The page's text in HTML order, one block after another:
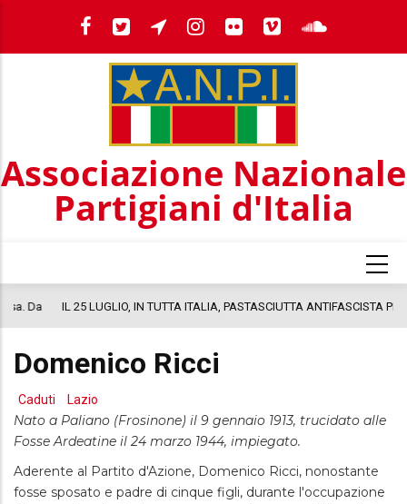
contenuto
Associazione Nazionale
Partigiani d'Italia
IL 25 LUGLIO, IN TUTTA ITALIA, PASTASCIUTTA ANTIFASCISTA PER LA
Domenico Ricci
Caduti Lazio
Nato a Paliano (Frosinone) il 9 gennaio 1913, trucidato alle
Fosse Ardeatine il 24 marzo 1944, impiegato.
Aderente al Partito d'Azione, Domenico Ricci, nonostante
fosse sposato e padre di cinque figli, durante l'occupazione